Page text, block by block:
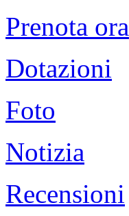
Prenota ora
Dotazioni
Foto
Notizia
Recensioni